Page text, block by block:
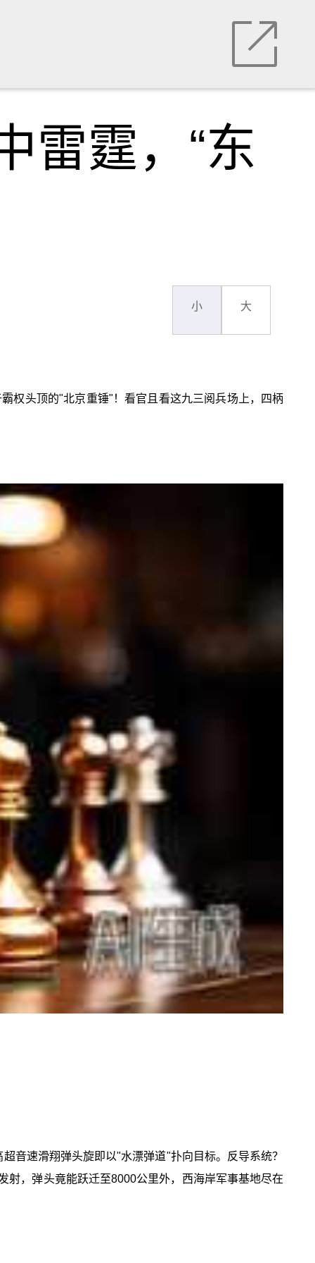
雷霆，“东
小 大
权头顶的"北京重锤"！看官且看这九三阅兵场上，四柄
音速滑翔弹头旋即以"水漂弹道"扑向目标。反导系统？
射，弹头竟能跃迁至8000公里外，西海岸军事基地尽在